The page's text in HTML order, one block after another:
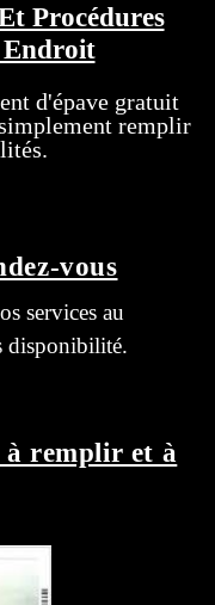
Procédures
Endroit
d'épave gratuit
remplir
vous
services au
disponibilité.
à remplir et à